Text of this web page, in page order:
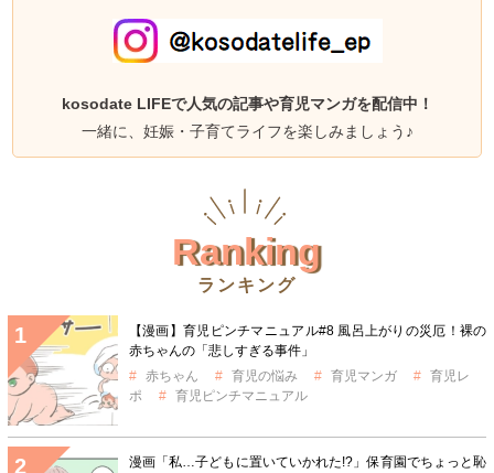
kosodate LIFEで人気の記事や育児マンガを配信中！
一緒に、妊娠・子育てライフを楽しみましょう♪
Ranking
ランキング
【漫画】育児ピンチマニュアル#8 風呂上がりの災厄！裸の
赤ちゃんの「悲しすぎる事件」
赤ちゃん
育児の悩み 育児マンガ
育児レ
ポ
育児ピンチマニュアル
漫画「私…子どもに置いていかれた!?」保育園でちょっと恥